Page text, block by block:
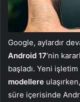
Google, aylardır
Android 17‘nin
başladı. Yeni
modellere
süre içerisinde